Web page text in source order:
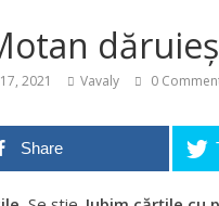
2021 Vavaly 0
Share